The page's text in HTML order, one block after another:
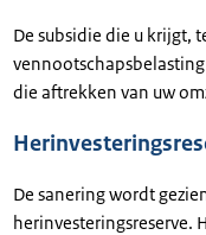
De subsidie die u krijgt,
die aftrekken van uw
De sanering wordt
herinvesteringsreserve.